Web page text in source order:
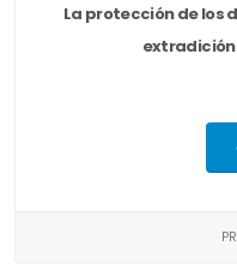
La protección de los
extradición